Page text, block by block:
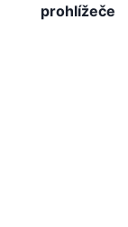
prohlížeče